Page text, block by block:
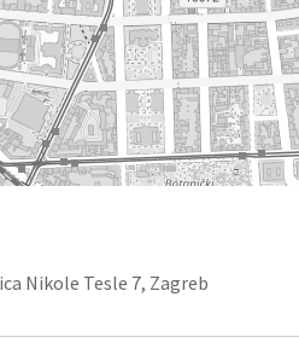
Nikole Tesle 7, Zagreb